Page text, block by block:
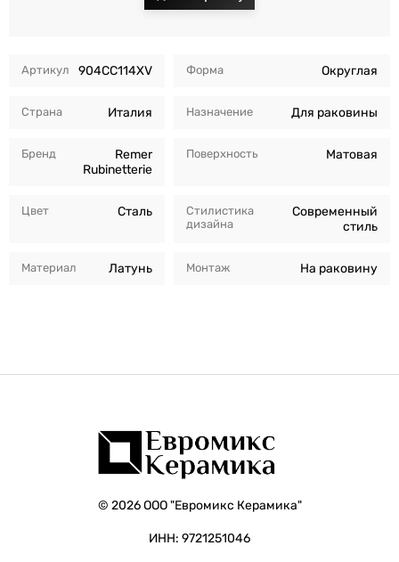
Артикул 904CC114XV
Страна Италия
Бренд
Remer
Rubinetterie
Цвет Сталь
Материал Латунь
Форма Округлая
Назначение Для раковины
Поверхность Матовая
Стилистика
дизайна
Современный
стиль
Монтаж На раковину
© 2026 ООО "Евромикс Керамика"
ИНН: 9721251046